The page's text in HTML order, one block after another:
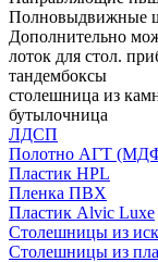
Полновыдвижные
Дополнительно
лоток для стол.
тандембоксы
столешница из
бутылочница
ЛДСП
Полотно АГТ
Пластик HPL
Пленка ПВХ
Пластик Alvic Luxe
Столешницы из
Столешницы из